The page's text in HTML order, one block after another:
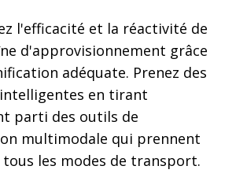
l'efficacité et la réactivité de
d'approvisionnement grâce
adéquate. Prenez des
en tirant
parti des outils de
multimodale qui prennent
tous les modes de transport.